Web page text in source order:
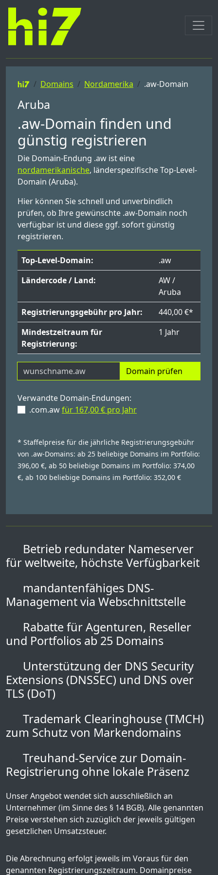
Domains Nordamerika .aw-Domain
Aruba
.aw-Domain finden und
günstig registrieren
Die Domain-Endung .aw ist eine
nordamerikanische, länderspezifische Top-Level-
Domain (Aruba).
Hier können Sie schnell und unverbindlich
prüfen, ob Ihre gewünschte .aw-Domain noch
verfügbar ist und diese ggf. sofort günstig
registrieren.
Top-Level-Domain:
.aw
Ländercode / Land:
AW /
Aruba
Registrierungsgebühr pro Jahr:
440,00 €*
Mindestzeitraum für
Registrierung:
1 Jahr
Domain prüfen
Verwandte Domain-Endungen:
.com.awfür 167,00 € pro Jahr
* Staffelpreise für die jährliche Registrierungsgebühr
von .aw-Domains: ab 25 beliebige Domains im Portfolio:
396,00 €, ab 50 beliebige Domains im Portfolio: 374,00
€, ab 100 beliebige Domains im Portfolio: 352,00 €
Betrieb redundater Nameserver
für weltweite, höchste Verfügbarkeit
mandantenfähiges DNS-
Management via Webschnittstelle
Rabatte für Agenturen, Reseller
und Portfolios ab 25 Domains
Unterstützung der DNS Security
Extensions (DNSSEC) und DNS over
TLS (DoT)
Trademark Clearinghouse (TMCH)
zum Schutz von Markendomains
Treuhand-Service zur Domain-
Registrierung ohne lokale Präsenz
Unser Angebot wendet sich ausschließlich an
Unternehmer (im Sinne des § 14 BGB). Alle genannten
Preise verstehen sich zuzüglich der jeweils gültigen
gesetzlichen Umsatzsteuer.
Die Abrechnung erfolgt jeweils im Voraus für den
genannten Registrierungszeitraum. Domainpreise